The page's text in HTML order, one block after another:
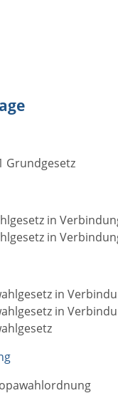
Grundgesetz
in
in
in
in